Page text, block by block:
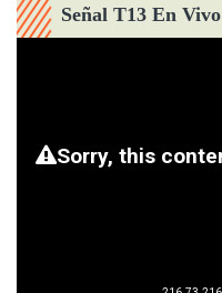
Señal T13 En Vivo